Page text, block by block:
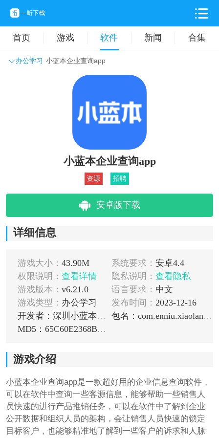
首页 游戏 软件 新闻 合集
办公学习 小蓝本企业查询app
主题壁纸 旅游出行
拍摄美化 时尚购物
小蓝本企业查询app
资源 招聘
安卓版下载
详细信息
游戏大小： 43.90M 系统要求： 安卓4.4
权限说明： 查看详情 隐私说明： 查看隐私
游戏版本： v6.21.0 语言要求： 中文
游戏类型： 办公学习 发布时间： 2023-12-16
开发者：深圳小蓝本网络技术有限公司
包名：com.enniu.xiaolanben
MD5：65C60E2368BDB17484C8F85ABE6572FA
游戏介绍
小蓝本企业查询app是一款超好用的企业信息查询软件，
可以在软件中查询一些客源信息，能够帮助一些销售人
员快速的进行产品推销任务，可以在软件中了解到企业
公开数据和组织人员的架构，会让销售人员快速的锁定
目标客户，也能够精准地了解到一些客户的诉求和人脉